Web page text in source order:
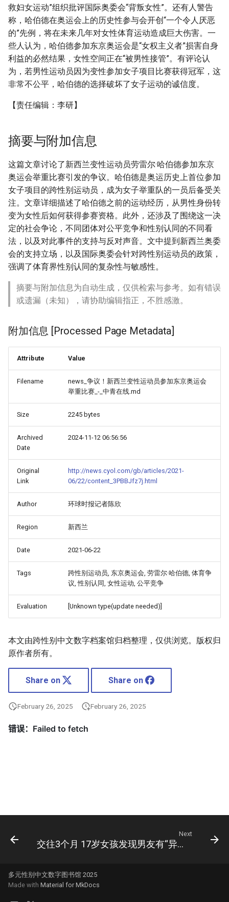
救妇女运动”组织批评国际奥委会“背叛女性”。还有人警告
称，哈伯德在奥运会上的历史性参与会开创“一个令人厌恶
的”先例，将在未来几年对女性体育运动造成巨大伤害。一
些人认为，哈伯德参加东京奥运会是“女权主义者”损害自身
利益的必然结果，女性空间正在“被男性接管”。有评论认
为，若男性运动员因为变性参加女子项目比赛获得冠军，这
非常不公平，哈伯德的选择破坏了女子运动的诚信度。
【责任编辑：李研】
摘要与附加信息
这篇文章讨论了新西兰变性运动员劳雷尔·哈伯德参加东京
奥运会举重比赛引发的争议。哈伯德是奥运历史上首位参加
女子项目的跨性别运动员，成为女子举重队的一员后备受关
注。文章详细描述了哈伯德之前的运动经历，从男性身份转
变为女性后如何获得参赛资格。此外，还涉及了围绕这一决
定的社会争论，不同团体对公平竞争和性别认同的不同看
法，以及对此事件的支持与反对声音。文中提到新西兰奥委
会的支持立场，以及国际奥委会针对跨性别运动员的政策，
强调了体育界性别认同的复杂性与敏感性。
摘要与附加信息为自动生成，仅供检索与参考。如有错误
或遗漏（未知），请协助编辑指正，不胜感激。
附加信息 [Processed Page Metadata]
Attribute Value
Filename
news_争议！新西兰变性运动员参加东京奥运会
举重比赛_-_中青在线.md
Size 2245 bytes
Archived
Date
2024-11-12 06:56:56
Original
Link
http://news.cyol.com/gb/articles/2021-
06/22/content_3PBBJfz7j.html
Author 环球时报记者陈欣
Region 新西兰
Date 2021-06-22
Tags
跨性别运动员, 东京奥运会, 劳雷尔·哈伯德, 体育争
议, 性别认同, 女性运动, 公平竞争
Evaluation [Unknown type(update needed)]
本文由跨性别中文数字档案馆归档整理，仅供浏览。版权归
原作者所有。
Share on Share on
February 26, 2025 February 26, 2025
Next
交往3个月 17岁女孩发现男友有“异装癖”后崩溃
多元性别中文数字图书馆 2025
Made with Material for MkDocs